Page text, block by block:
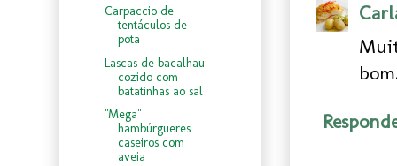
Carpaccio de
tentáculos de
pota
Lascas de bacalhau
cozido com
batatinhas ao sal
"Mega"
hambúrgueres
caseiros com
aveia